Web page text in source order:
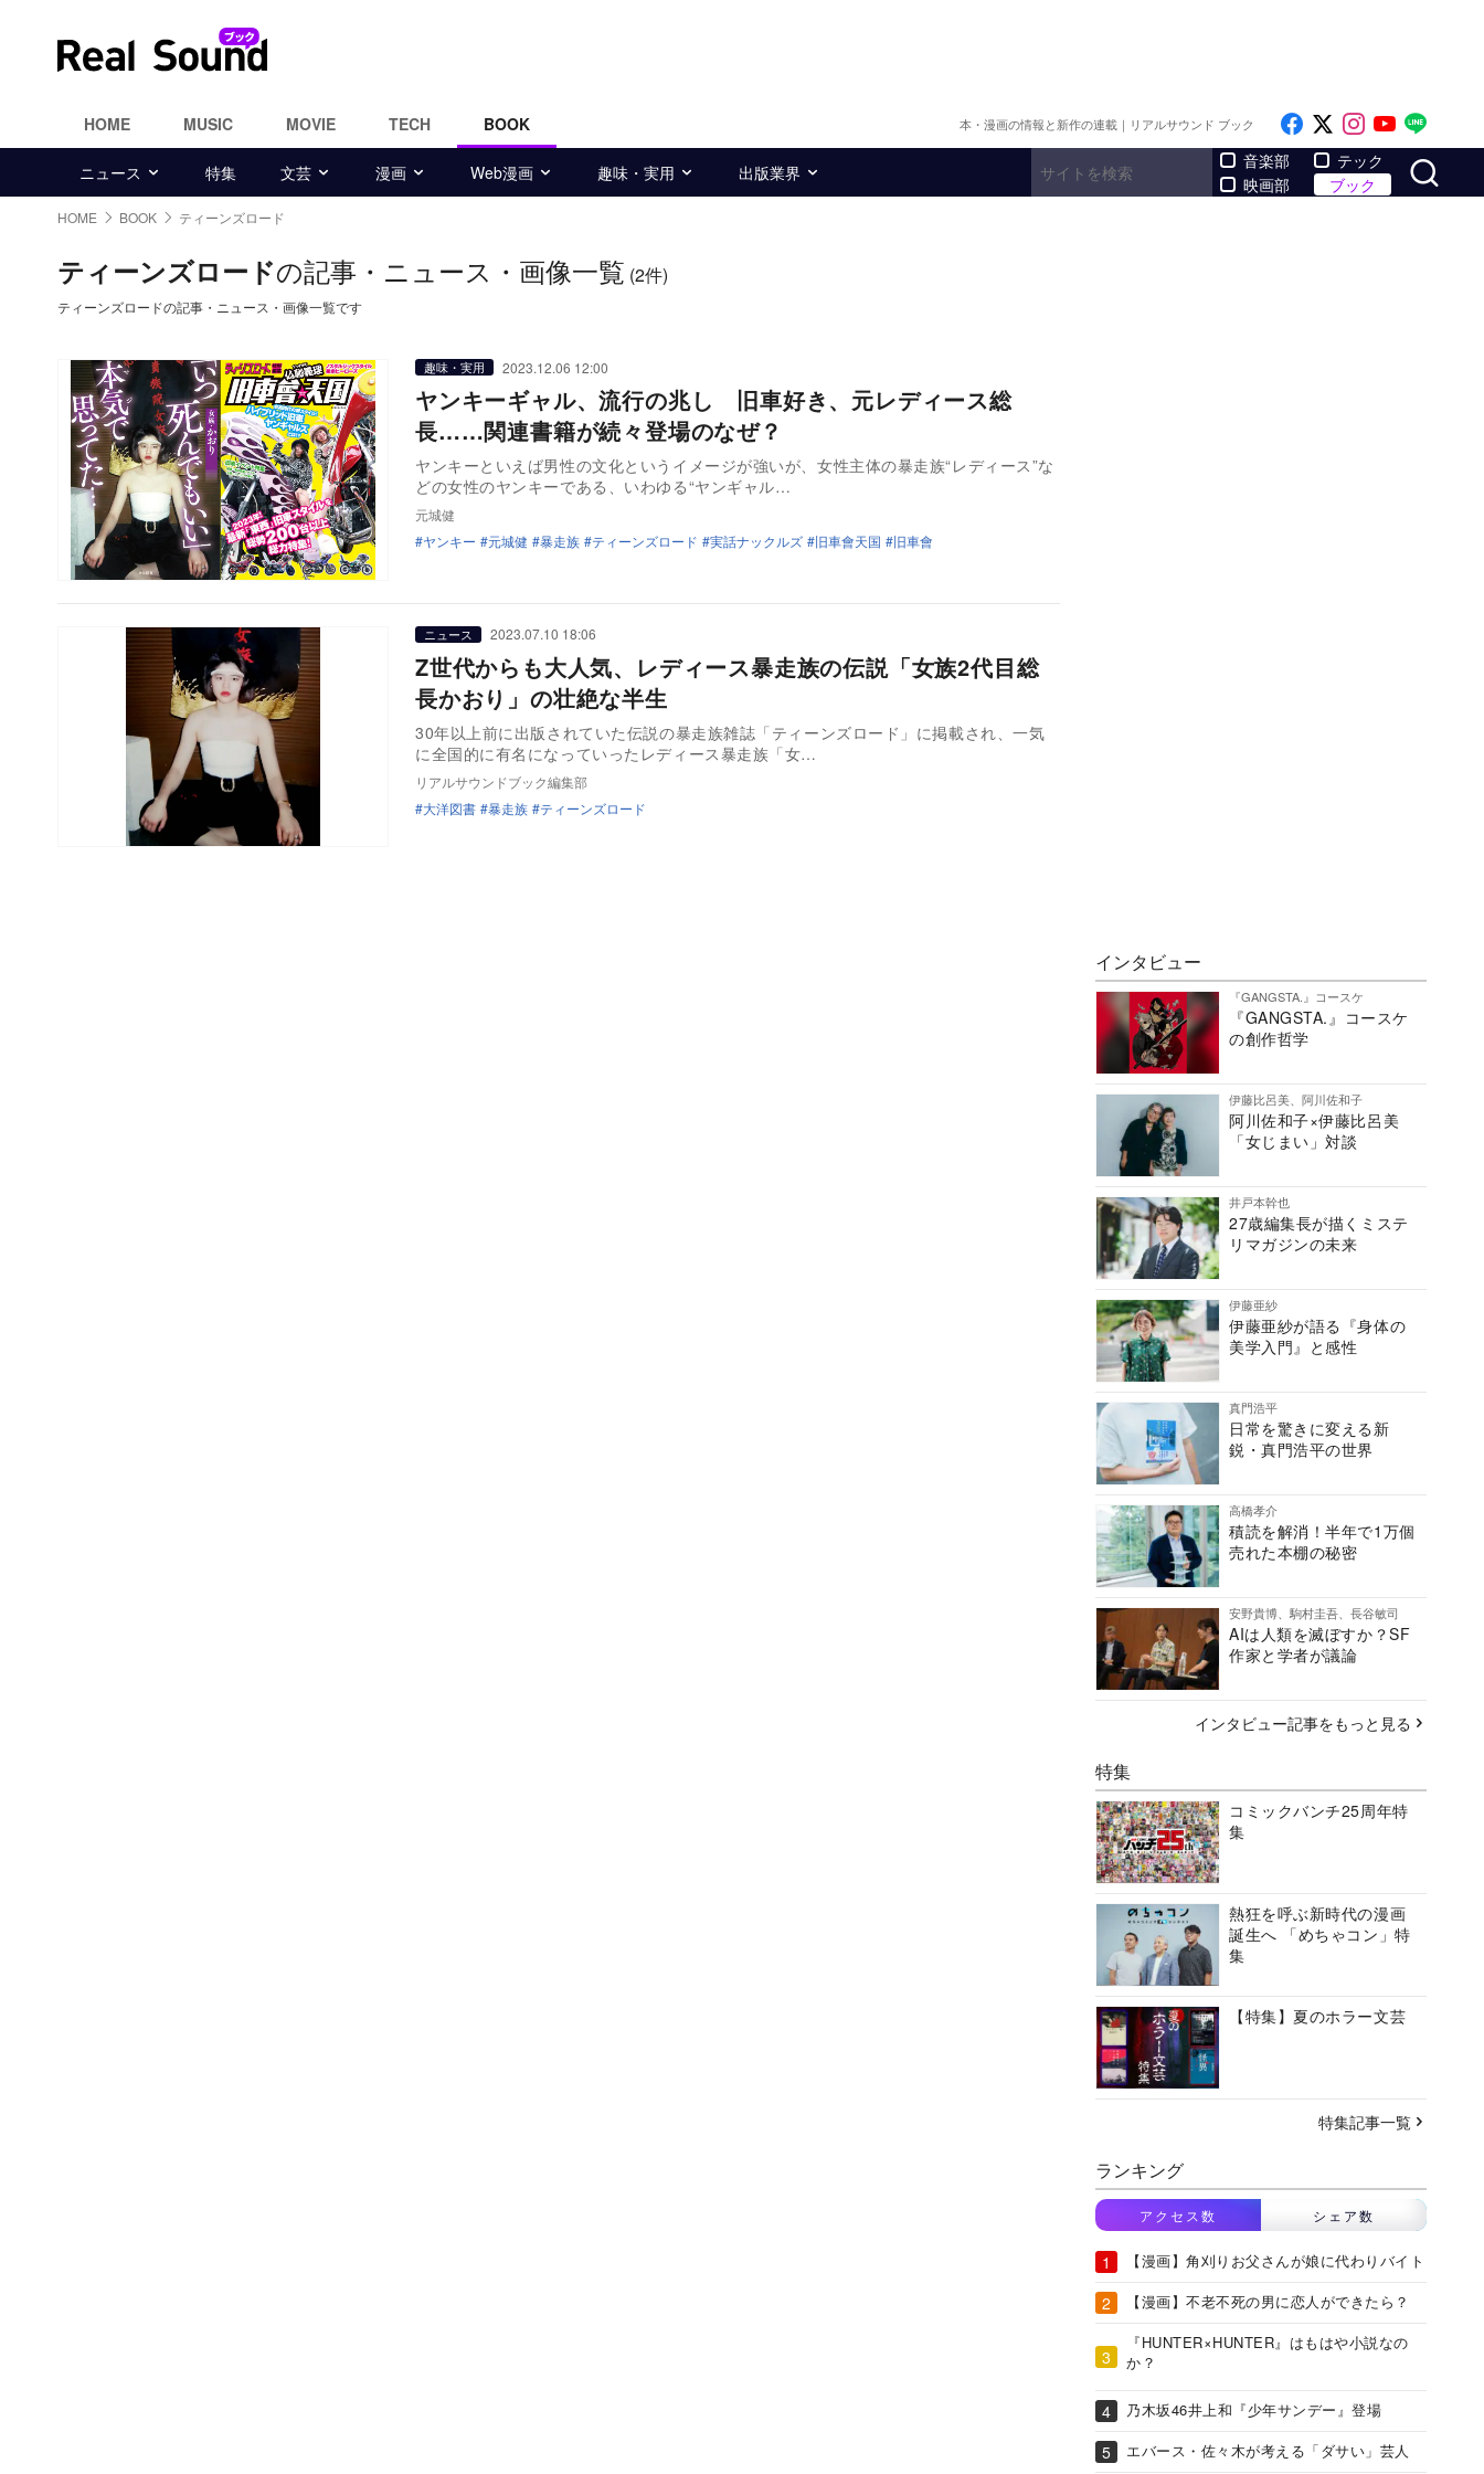
HOME MUSIC MOVIE TECH BOOK 本・漫画の情報と新作の連載｜リアルサウンド ブック Like on Facebook
Follow on x
Follow on
Follow
ニュース 特集 文芸 漫画 Web漫画 趣味・実用 出版業界
音楽部
映画部
テック
ブック
HOME BOOK ティーンズロード
ティーンズロードの記事・ニュース・画像一覧 (2件)
ティーンズロードの記事・ニュース・画像一覧です
趣味・実用 2023.12.06 12:00
ヤンキーギャル、流行の兆し 旧車好き、元レディース総
長……関連書籍が続々登場のなぜ？
ヤンキーといえば男性の文化というイメージが強いが、女性主体の暴走族“レディース”な
どの女性のヤンキーである、いわゆる“ヤンギャル…
元城健
ヤンキー
元城健 暴走族 ティーンズロード 実話ナックルズ 旧車會天国 旧車會
ニュース 2023.07.10 18:06
Z世代からも大人気、レディース暴走族の伝説「女族2代目総
長かおり」の壮絶な半生
30年以上前に出版されていた伝説の暴走族雑誌「ティーンズロード」に掲載され、一気
に全国的に有名になっていったレディース暴走族「女…
リアルサウンドブック編集部
大洋図書
暴走族 ティーンズロード
インタビュー
『GANGSTA.』コースケ
『GANGSTA.』コースケ
の創作哲学
伊藤比呂美、阿川佐和子
阿川佐和子×伊藤比呂美
「女じまい」対談
井戸本幹也
27歳編集長が描くミステ
リマガジンの未来
伊藤亜紗
伊藤亜紗が語る『身体の
美学入門』と感性
真門浩平
日常を驚きに変える新
鋭・真門浩平の世界
高橋孝介
積読を解消！半年で1万個
売れた本棚の秘密
安野貴博、駒村圭吾、長谷敏司
AIは人類を滅ぼすか？SF
作家と学者が議論
インタビュー記事をもっと見る
特集
コミックバンチ25周年特
集
熱狂を呼ぶ新時代の漫画
誕生へ 「めちゃコン」特
集
【特集】夏のホラー文芸
特集記事一覧
ランキング
アクセス数 シェア数
【漫画】角刈りお父さんが娘に代わりバイト
【漫画】不老不死の男に恋人ができたら？
『HUNTER×HUNTER』はもはや小説なの
か？
乃木坂46井上和『少年サンデー』登場
エバース・佐々木が考える「ダサい」芸人